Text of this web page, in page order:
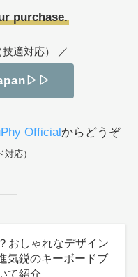
purchase.
適対応） ／
Official からどうぞ
対応）
おしゃれなデザイン
気鋭のキーボードブ
て紹介